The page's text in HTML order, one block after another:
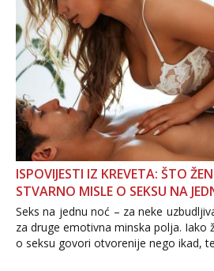
ISPOVIJESTI IZ KREVETA: ŠTO
STVARNO MISLE O SEKSU NA
Seks na jednu noć – za neke
za druge emotivna minska polja. Iako
o seksu govori otvorenije nego ikad,
dalje izaziva burne rasprave. Što